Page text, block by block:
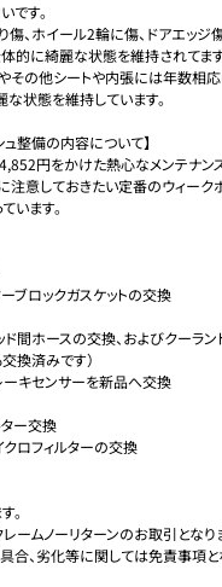
す。
、ホイール2輪に傷、ドアエッジ
的に綺麗な状態を維持されてます
その他シートや内張には年数相
状態を維持しています。
整備の内容について】
円をかけた熱心なメンテナン
意しておきたい定番のウィーク
います。
換済みです）
。
ムノーリターンのお取引となり
、劣化等に関しては免責事項と